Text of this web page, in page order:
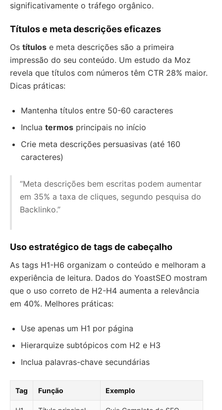
significativamente o tráfego orgânico.
Títulos e meta descrições eficazes
Os títulos e meta descrições são a primeira
impressão do seu conteúdo. Um estudo da Moz
revela que títulos com números têm CTR 28% maior.
Dicas práticas:
Mantenha títulos entre 50-60 caracteres
Inclua termos principais no início
Crie meta descrições persuasivas (até 160
caracteres)
“Meta descrições bem escritas podem aumentar
em 35% a taxa de cliques, segundo pesquisa do
Backlinko.”
Uso estratégico de tags de cabeçalho
As tags H1-H6 organizam o conteúdo e melhoram a
experiência de leitura. Dados do YoastSEO mostram
que o uso correto de H2-H4 aumenta a relevância
em 40%. Melhores práticas:
Use apenas um H1 por página
Hierarquize subtópicos com H2 e H3
Inclua palavras-chave secundárias
Tag Função Exemplo